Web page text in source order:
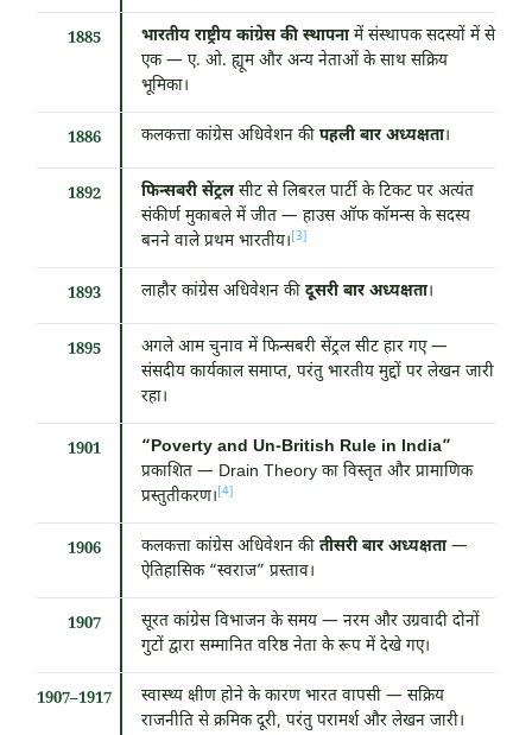
1885 भारतीय राष्ट्रीय कांग्रेस की स्थापनामें संस्थापक सदस्यों में से
एक — ए. ओ. ह्यूम और अन्य नेताओं के साथ सक्रिय
भूमिका।
1886 कलकत्ता कांग्रेस अधिवेशन की पहली बार अध्यक्षता।
1892 फिन्सबरी सेंट्रलसीट से लिबरल पार्टी के टिकट पर अत्यंत
संकीर्ण मुकाबले में जीत — हाउस ऑफ कॉमन्स के सदस्य
बनने वाले प्रथम भारतीय। [3]
1893 लाहौर कांग्रेस अधिवेशन की दूसरी बार अध्यक्षता।
1895
अगले आम चुनाव में फिन्सबरी सेंट्रल सीट हार गए —
संसदीय कार्यकाल समाप्त, परंतु भारतीय मुद्दों पर लेखन जारी
रहा।
1901
“Poverty and Un-British Rule in India”
प्रकाशित — Drain Theory का विस्तृत और प्रामाणिक
प्रस्तुतीकरण। [4]
1906 कलकत्ता कांग्रेस अधिवेशन की तीसरी बार अध्यक्षता—
ऐतिहासिक “स्वराज” प्रस्ताव।
1907
सूरत कांग्रेस विभाजन के समय — नरम और उग्रवादी दोनों
गुटों द्वारा सम्मानित वरिष्ठ नेता के रूप में देखे गए।
1907–1917
स्वास्थ्य क्षीण होने के कारण भारत वापसी — सक्रिय
राजनीति से क्रमिक दूरी, परंतु परामर्श और लेखन जारी।